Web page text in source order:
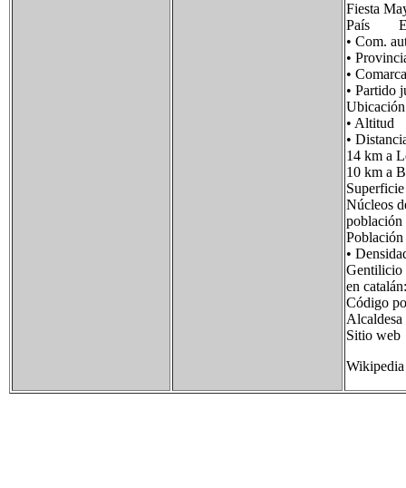
Fiesta
País
• Com.
•
•
•
•
•
14 km a
10 km a
Núcleos
•
en
Código
Sitio
Wikipedia